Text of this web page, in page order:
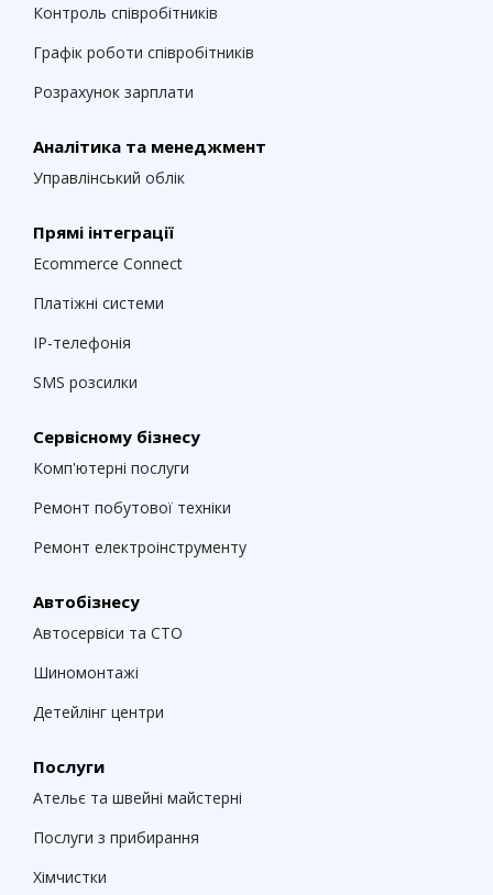
Контроль співробітників
Графік роботи співробітників
Розрахунок зарплати
Аналітика та менеджмент
Управлінський облік
Прямі інтеграції
Ecommerce Connect
Платіжні системи
IP-телефонія
SMS розсилки
Сервісному бізнесу
Комп'ютерні послуги
Ремонт побутової техніки
Ремонт електроінструменту
Автобізнесу
Автосервіси та СТО
Шиномонтажі
Детейлінг центри
Послуги
Ательє та швейні майстерні
Послуги з прибирання
Хімчистки